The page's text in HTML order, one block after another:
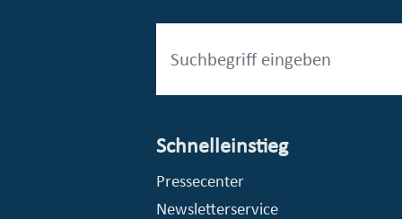
Schnelleinstieg
Pressecenter
Newsletterservice
© Stadt Essen, Presse- und Kommunikationsamt